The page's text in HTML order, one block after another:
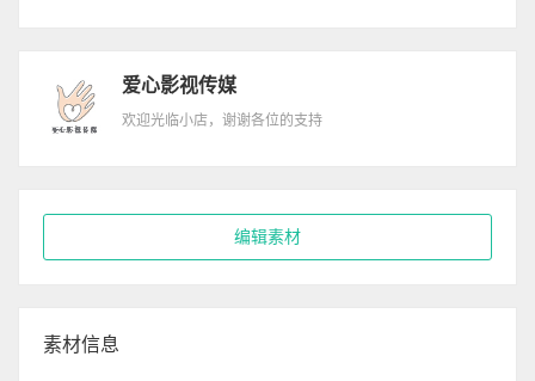
爱心影视传媒
欢迎光临小店，谢谢各位的支持
编辑素材
素材信息